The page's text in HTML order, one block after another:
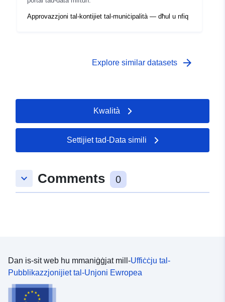
Approvazzjoni tal-kontijiet tal-muniċipalità — dħul u nfiq
Explore similar datasets arrow_forward
Kwalità
Settijiet tad-Data simili
keyboard_arrow_down Comments 0
Dan is-sit web hu mmaniġġjat mill-Uffiċċju tal-
Pubblikazzjonijiet tal-Unjoni Ewropea